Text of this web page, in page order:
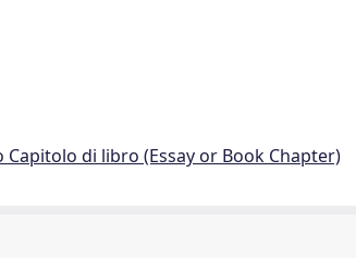
di libro (Essay or Book Chapter)